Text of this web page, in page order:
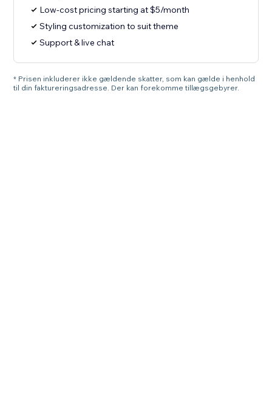
Low-cost pricing starting at $5/month
Styling customization to suit theme
Support & live chat
* Prisen inkluderer ikke gældende skatter, som kan gælde i henhold
til din faktureringsadresse. Der kan forekomme tillægsgebyrer.